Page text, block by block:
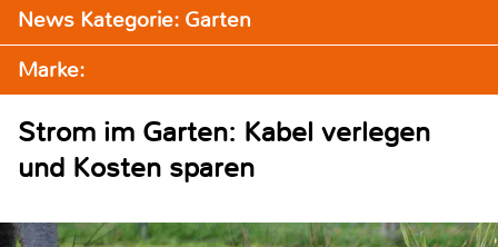
News Kategorie: Garten
Marke:
Strom im Garten: Kabel verlegen
und Kosten sparen